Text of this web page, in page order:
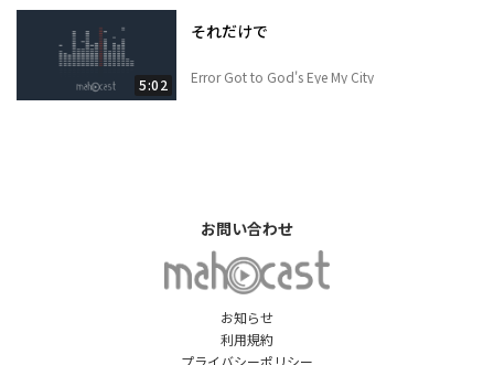
5:02
それだけで
Error Got to God's Eye My City
お知らせ
利用規約
お問い合わせ